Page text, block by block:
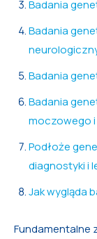
Badania
Badania
Badania
Badania
moczowego
Podłoże
diagnostyki i
Jak wygląda
Fundamentalne